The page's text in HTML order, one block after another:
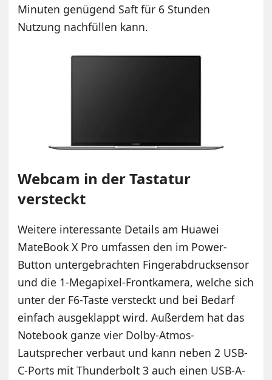
Minuten genügend Saft für 6 Stunden
Nutzung nachfüllen kann.
Webcam in der Tastatur
versteckt
Weitere interessante Details am Huawei
MateBook X Pro umfassen den im Power-
Button untergebrachten Fingerabdrucksensor
und die 1-Megapixel-Frontkamera, welche sich
unter der F6-Taste versteckt und bei Bedarf
einfach ausgeklappt wird. Außerdem hat das
Notebook ganze vier Dolby-Atmos-
Lautsprecher verbaut und kann neben 2 USB-
C-Ports mit Thunderbolt 3 auch einen USB-A-